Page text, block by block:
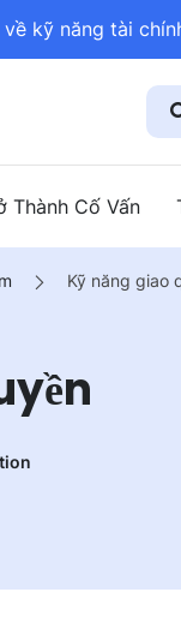
kỹ năng tài
Thành Cố Vấn
Kỹ năng giao